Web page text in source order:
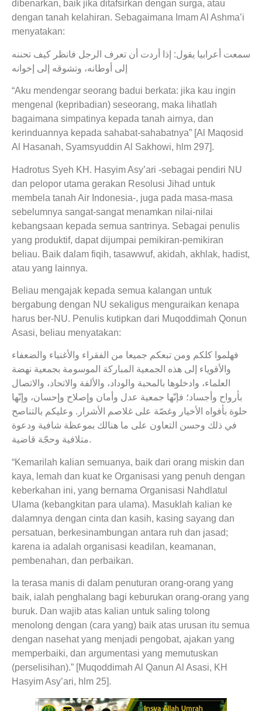
dibenarkan, baik jika ditafsirkan dengan surga, atau
dengan tanah kelahiran. Sebagaimana Imam Al Ashma’i
menyatakan:
سمعت أعرابيا يقول: إذا أردت أن تعرف الرجل فانظر كيف تحننه
إلى أوطانه، وتشوقه إلى إخوانه
“Aku mendengar seorang badui berkata: jika kau ingin
mengenal (kepribadian) seseorang, maka lihatlah
bagaimana simpatinya kepada tanah airnya, dan
kerinduannya kepada sahabat-sahabatnya” [Al Maqosid
Al Hasanah, Syamsyuddin Al Sakhowi, hlm 297].
Hadrotus Syeh KH. Hasyim Asy’ari -sebagai pendiri NU
dan pelopor utama gerakan Resolusi Jihad untuk
membela tanah Air Indonesia-, juga pada masa-masa
sebelumnya sangat-sangat menamkan nilai-nilai
kebangsaan kepada semua santrinya. Sebagai penulis
yang produktif, dapat dijumpai pemikiran-pemikiran
beliau. Baik dalam fiqih, tasawwuf, akidah, akhlak, hadist,
atau yang lainnya.
Beliau mengajak kepada semua kalangan untuk
bergabung dengan NU sekaligus menguraikan kenapa
harus ber-NU. Penulis kutipkan dari Muqoddimah Qonun
Asasi, beliau menyatakan:
فهلموا كلكم ومن تبعكم جميعا من الفقراء والأغنياء والضعفاء
والأقوياء إلى هذه الجمعية المباركة الموسومة بجمعية نهضة
العلماء، وادخلوها بالمحبة والوداد، والألفة والاتحاد، والاتصال
بأرواح وأجساد؛ فإنّها جمعية عدل وأمان وإصلاح وإحسان، وإنّها
حلوة بأفواه الأخيار وغصّة على غلاصم الأشرار. وعليكم بالتناصح
في ذلك وحسن التعاون على ما هنالك بموعظة شافية ودعوة
متلافية وحجّة قاضية.
“Kemarilah kalian semuanya, baik dari orang miskin dan
kaya, lemah dan kuat ke Organisasi yang penuh dengan
keberkahan ini, yang bernama Organisasi Nahdlatul
Ulama (kebangkitan para ulama). Masuklah kalian ke
dalamnya dengan cinta dan kasih, kasing sayang dan
persatuan, berkesinambungan antara ruh dan jasad;
karena ia adalah organisasi keadilan, keamanan,
pembenahan, dan perbaikan.
Ia terasa manis di dalam penuturan orang-orang yang
baik, ialah penghalang bagi keburukan orang-orang yang
buruk. Dan wajib atas kalian untuk saling tolong
menolong dengan (cara yang) baik atas urusan itu semua
dengan nasehat yang menjadi pengobat, ajakan yang
memperbaiki, dan argumentasi yang memutuskan
(perselisihan).” [Muqoddimah Al Qanun Al Asasi, KH
Hasyim Asy’ari, hlm 25].